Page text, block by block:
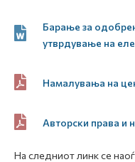
Барање за
утврдување на
Намалувања на
Авторски права и
На следниот линк се